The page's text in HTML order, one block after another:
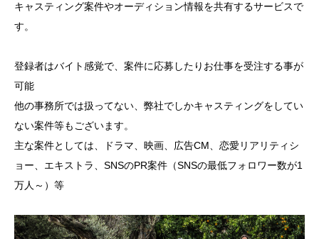
キャスティング案件やオーディション情報を共有するサービスで
す。
登録者はバイト感覚で、案件に応募したりお仕事を受注する事が
可能
他の事務所では扱ってない、弊社でしかキャスティングをしてい
ない案件等もございます。
主な案件としては、ドラマ、映画、広告CM、恋愛リアリティシ
ョー、エキストラ、SNSのPR案件（SNSの最低フォロワー数が1
万人～）等